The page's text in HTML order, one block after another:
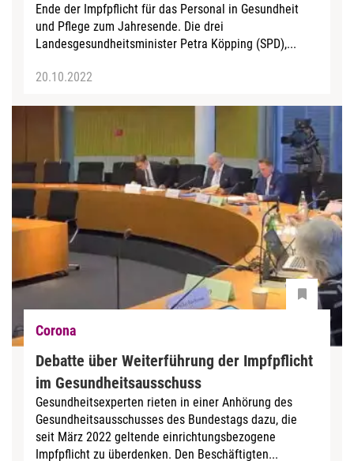
Ende der Impfpflicht für das Personal in Gesundheit
und Pflege zum Jahresende. Die drei
Landesgesundheitsminister Petra Köpping (SPD),...
20.10.2022
Corona
Debatte über Weiterführung der Impfpflicht
im Gesundheitsausschuss
Gesundheitsexperten rieten in einer Anhörung des
Gesundheitsausschusses des Bundestags dazu, die
seit März 2022 geltende einrichtungsbezogene
Impfpflicht zu überdenken. Den Beschäftigten...